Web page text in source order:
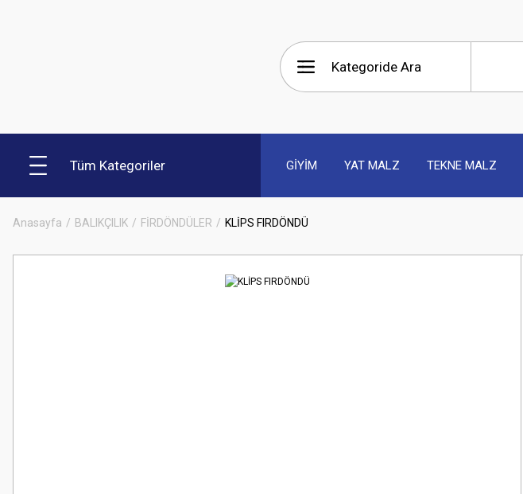
Tüm Kategoriler GİYİM YAT MALZ TEKNE MALZ
Anasayfa BALIKÇILIK FİRDÖNDÜLER KLİPS FIRDÖNDÜ